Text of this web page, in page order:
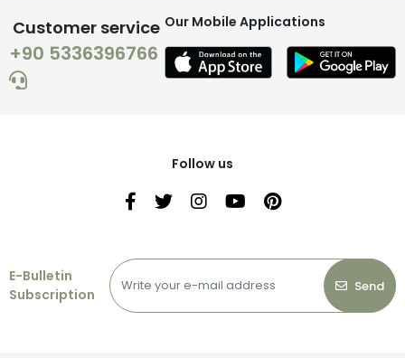
Customer service
+90 5336396766
Our Mobile Applications
Follow us
E-Bulletin
Subscription
Send